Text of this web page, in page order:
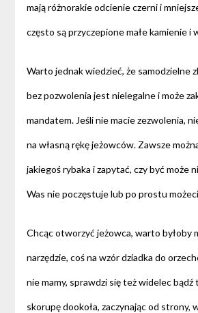
mają różnorakie odcienie czerni i
często są przyczepione małe kamienie i
Warto jednak wiedzieć, że samodzielne
bez pozwolenia jest nielegalne i może
mandatem. Jeśli nie macie zezwolenia,
na własną rękę jeżowców. Zawsze
jakiegoś rybaka i zapytać, czy być może
Was nie poczęstuje lub po prostu
Chcąc otworzyć jeżowca, warto byłoby
narzędzie, coś na wzór dziadka do
nie mamy, sprawdzi się też widelec bądź
skorupę dookoła, zaczynając od strony,